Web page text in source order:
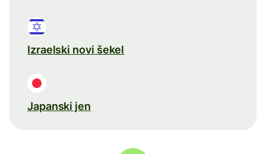
Izraelski novi šekel
Japanski jen